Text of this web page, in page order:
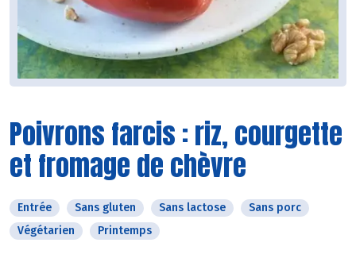
Poivrons farcis : riz, courgette
et fromage de chèvre
Entrée Sans gluten Sans lactose
Sans porc
Végétarien
Printemps